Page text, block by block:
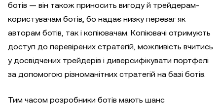
ботів — він також приносить вигоду й трейдерам-
користувачам ботів, бо надає низку переваг як
авторам ботів, так і копіювачам. Копіювачі отримують
доступ до перевірених стратегій, можливість вчитись
у досвідчених трейдерів і диверсифікувати портфелі
за допомогою різноманітних стратегій на базі ботів.
Тим часом розробники ботів мають шанс